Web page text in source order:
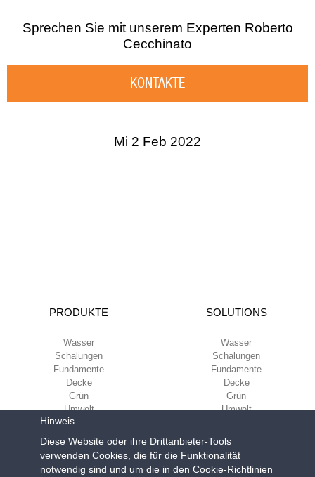
Sprechen Sie mit unserem Experten Roberto
Cecchinato
KONTAKTE
Mi 2 Feb 2022
PRODUKTE
Wasser
Schalungen
Fundamente
Decke
Grün
Umwelt
Sport
SOLUTIONS
Wasser
Schalungen
Fundamente
Decke
Grün
Umwelt
UNTERNEHMEN
Nutzungsbedingungen
ECOKOMPATIBILITÄT
Green Building Council
Hinweis
Diese Website oder ihre Drittanbieter-Tools
verwenden Cookies, die für die Funktionalität
notwendig sind und um die in den Cookie-Richtlinien